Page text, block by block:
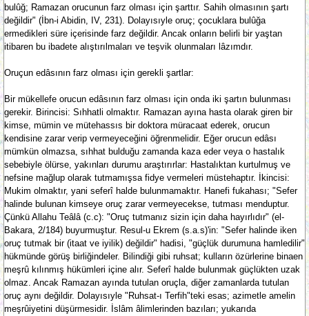
bulûğ; Ramazan orucunun farz olması için şarttır. Sahih olmasının şartı
değildir" (İbn-i Abidin, IV, 231). Dolayısıyle oruç; çocuklara bulûğa
ermedikleri süre içerisinde farz değildir. Ancak onların belirli bir yaştan
itibaren bu ibadete alıştırılmaları ve teşvik olunmaları lâzımdır.
Oruçun edâsının farz olması için gerekli şartlar:
Bir mükellefe orucun edâsının farz olması için onda iki şartın bulunması
gerekir. Birincisi: Sıhhatli olmaktır. Ramazan ayına hasta olarak giren bir
kimse, mümin ve mütehassıs bir doktora müracaat ederek, orucun
kendisine zarar verip vermeyeceğini öğrenmelidir. Eğer orucun edâsı
mümkün olmazsa, sıhhat bulduğu zamanda kaza eder veya o hastalık
sebebiyle ölürse, yakınları durumu araştırırlar: Hastalıktan kurtulmuş ve
nefsine mağlup olarak tutmamışsa fidye vermeleri müstehaptır. İkincisi:
Mukim olmaktır, yani seferî halde bulunmamaktır. Hanefi fukahası; "Sefer
halinde bulunan kimseye oruç zarar vermeyecekse, tutması menduptur.
Çünkü Allahu Teâlâ (c.c): "Oruç tutmanız sizin için daha hayırlıdır" (el-
Bakara, 2/184) buyurmuştur. Resul-u Ekrem (s.a.s)'in: "Sefer halinde iken
oruç tutmak bir (itaat ve iyilik) değildir" hadisi, "güçlük durumuna hamledilir"
hükmünde görüş birliğindeler. Bilindiği gibi ruhsat; kulların özürlerine binaen
meşrû kılınmış hükümleri içine alır. Seferî halde bulunmak güçlükten uzak
olmaz. Ancak Ramazan ayında tutulan oruçla, diğer zamanlarda tutulan
oruç aynı değildir. Dolayısıyle "Ruhsat-ı Terfih"teki esas; azimetle amelin
meşrûiyetini düşürmesidir. İslâm âlimlerinden bazıları; yukarıda